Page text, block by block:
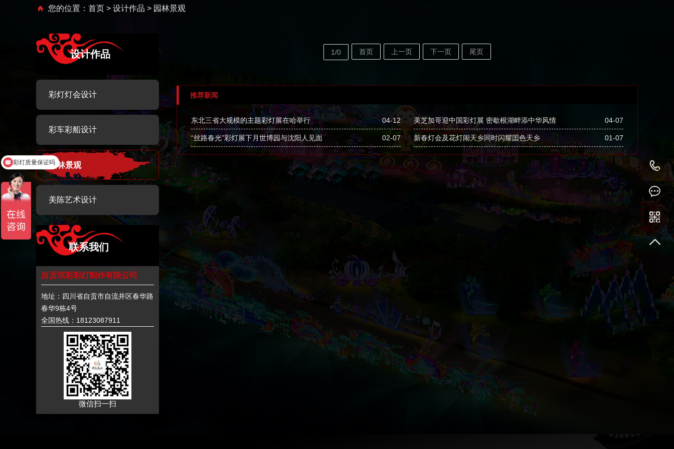
您的位置： 首页 > 设计作品 > 园林景观
设计作品
彩灯灯会设计
彩车彩船设计
园林景观
美陈艺术设计
联系我们
自贡琪彩彩灯制作有限公司
地址：四川省自贡市自流井区春华路
春华9栋4号
全国热线：18123087911
微信扫一扫
1/0 首页 上一页 下一页 尾页
推荐新闻
04-12
东北三省大规模的主题彩灯展在哈举行 04-07
美芝加哥迎中国彩灯展 密歇根湖畔添中华风情
02-07
“丝路春光”彩灯展下月世博园与沈阳人见面 01-07
新春灯会及花灯闹天乡同时闪耀囯色天乡
介绍下你们的彩灯
彩灯质量保证吗